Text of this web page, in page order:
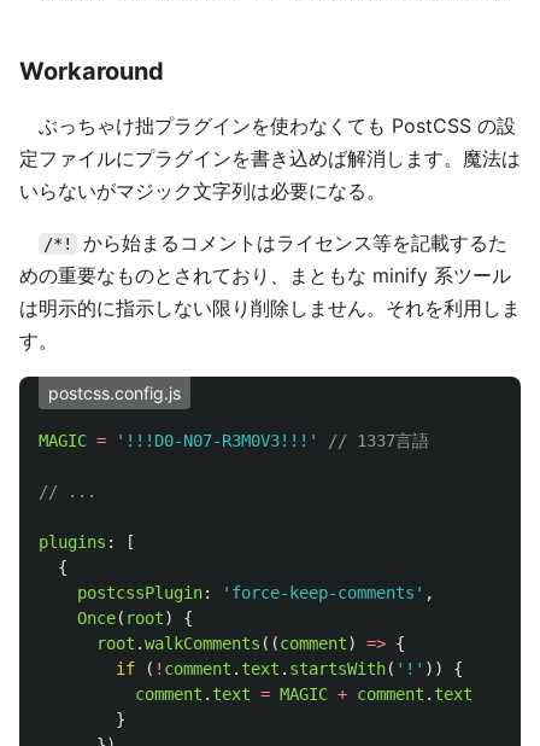
Workaround
ぶっちゃけ拙プラグインを使わなくても PostCSS の設
定ファイルにプラグインを書き込めば解消します。魔法は
いらないがマジック文字列は必要になる。
/*!
から始まるコメントはライセンス等を記載するた
めの重要なものとされており、まともな minify 系ツール
は明示的に指示しない限り削除しません。それを利用しま
す。
postcss.config.js
MAGIC = ' !!!D0-N07-R3M0V3!!! ' // 1337言語
// ...
plugins :
[
{
postcssPlugin: ' force-keep-comments ' ,
Once( root)
{
root .walkComments ((comment) => {
if
( ! comment . text . startsWith( ' ! ' ))
{
comment . text = MAGIC + comment . text
}